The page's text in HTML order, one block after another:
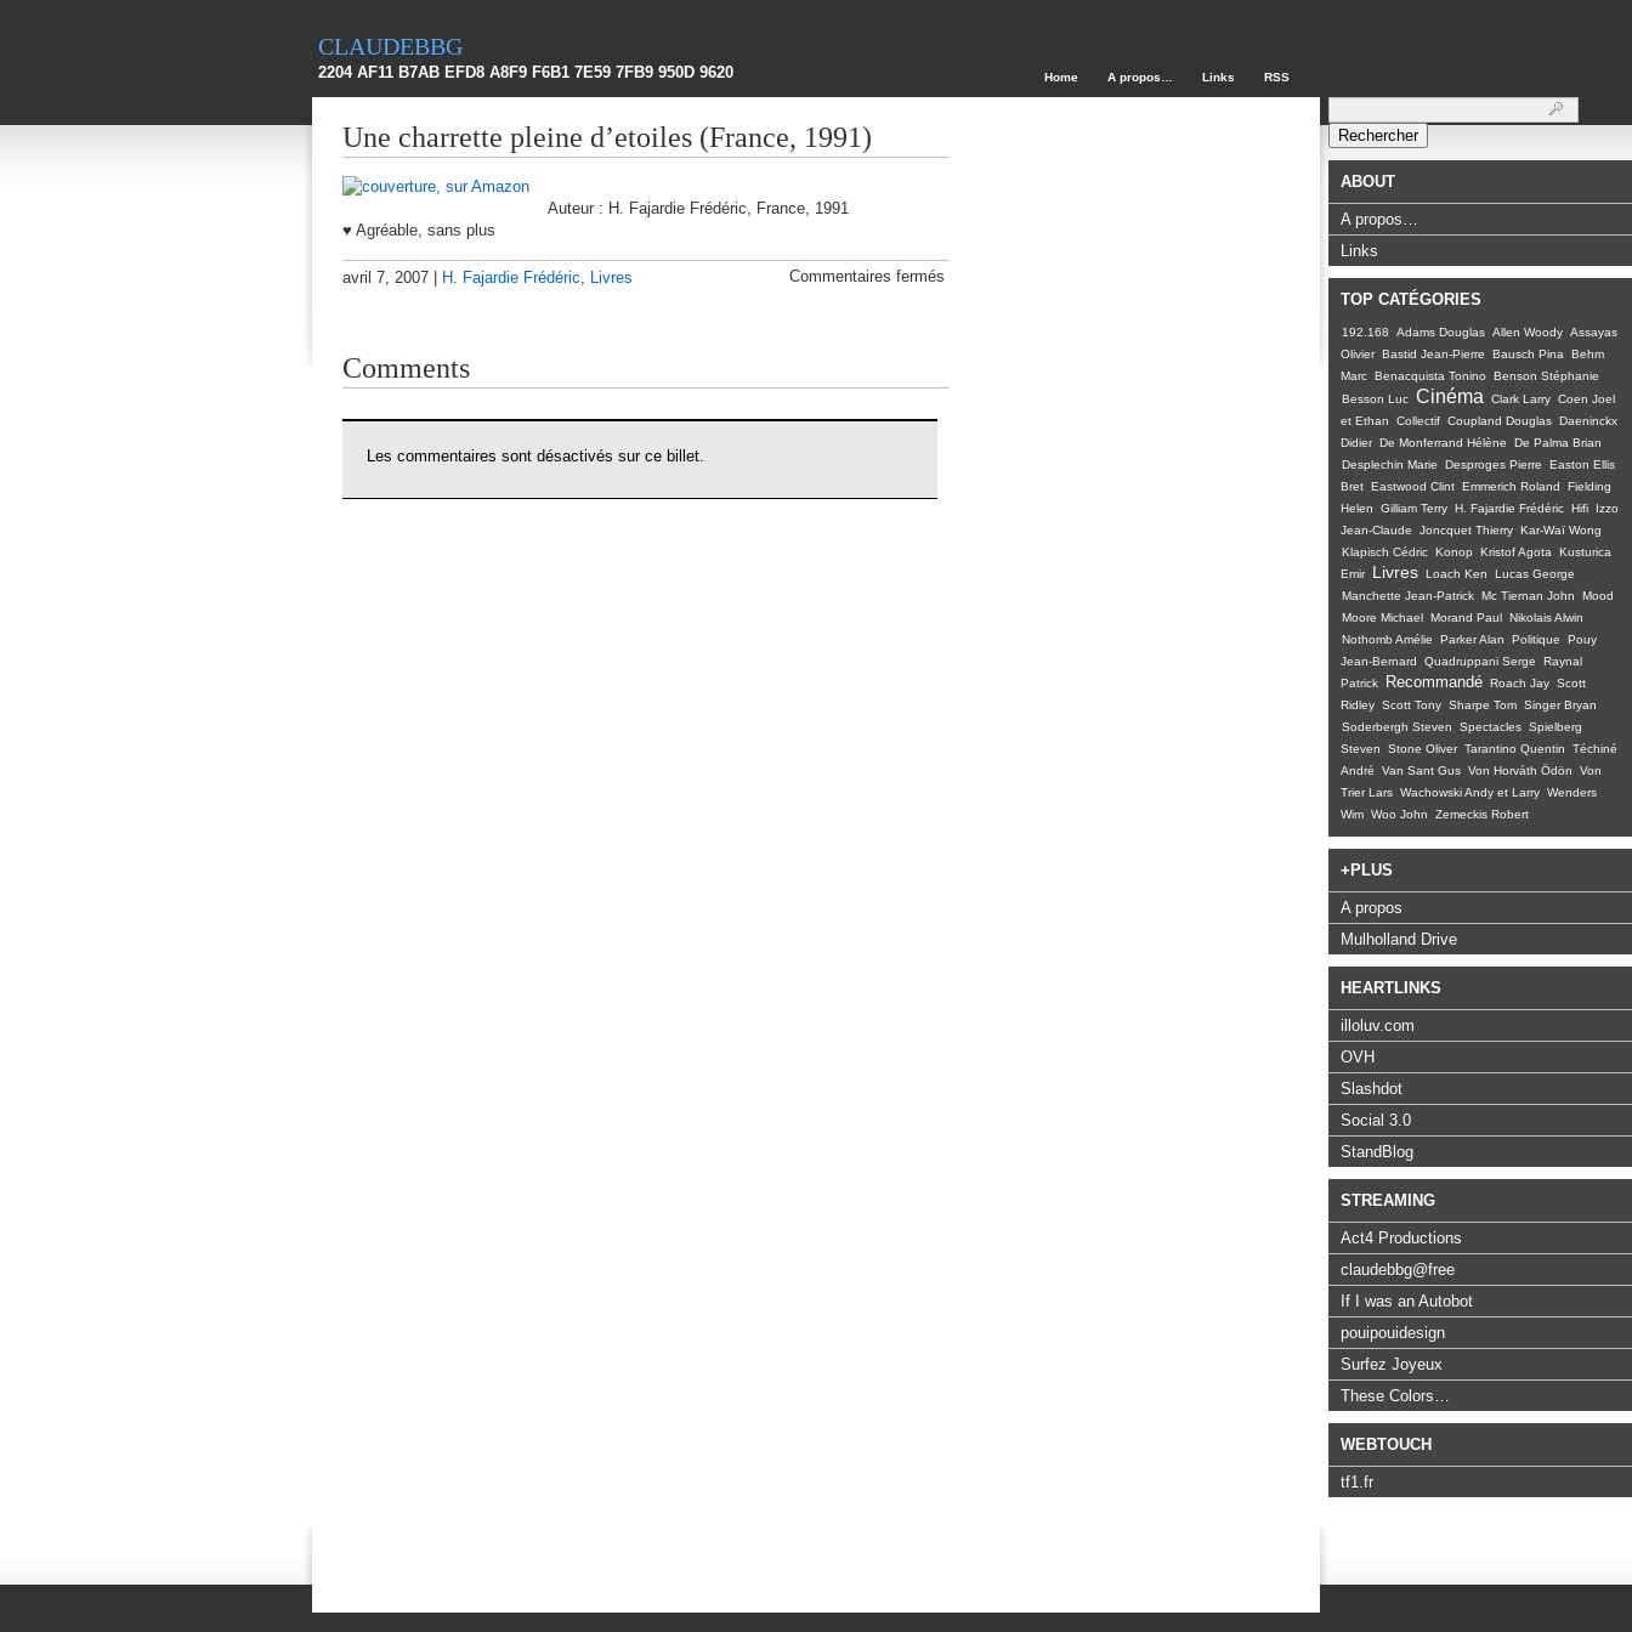
claudebbg
2204 AF11 B7AB EFD8 A8F9 F6B1 7E59 7FB9 950D 9620 Home A propos… Links RSS
Une charrette pleine d’etoiles (France, 1991)
Auteur : H. Fajardie Frédéric, France, 1991
♥ Agréable, sans plus
avril 7, 2007 | H. Fajardie Frédéric, Livres Commentaires fermés
1991)
Comments
Les commentaires sont désactivés sur ce billet.
ABOUT
A propos…
Links
TOP CATÉGORIES
192.168 Adams Douglas Allen Woody Assayas
Olivier Bastid Jean-Pierre Bausch Pina
Behm
Marc Benacquista Tonino
Benson Stéphanie
Besson Luc Cinéma Clark Larry Coen Joel
et Ethan
Collectif Coupland Douglas Daeninckx
Didier De Monferrand Hélène
De Palma Brian
Desplechin Marie
Desproges Pierre
Easton Ellis
Bret Eastwood Clint Emmerich Roland
Fielding
Helen
Gilliam Terry H. Fajardie Frédéric Hifi
Izzo
Jean-Claude
Joncquet Thierry Kar-Waï Wong
Klapisch Cédric Konop Kristof Agota
Kusturica
Emir
Livres Loach Ken
Lucas George
Manchette Jean-Patrick Mc Tiernan John
Mood
Moore Michael Morand Paul Nikolais Alwin
Nothomb Amélie
Parker Alan Politique
Pouy
Jean-Bernard
Quadruppani Serge
Raynal
Patrick
Recommandé Roach Jay Scott
Ridley Scott Tony Sharpe Tom Singer Bryan
Soderbergh Steven
Spectacles Spielberg
Steven
Stone Oliver Tarantino Quentin
Téchiné
André
Van Sant Gus Von Horváth Ödön
Von
Trier Lars Wachowski Andy et Larry Wenders
Wim Woo John Zemeckis Robert
+PLUS
A propos
Mulholland Drive
HEARTLINKS
illoluv.com
OVH
Slashdot
Social 3.0
StandBlog
STREAMING
Act4 Productions
claudebbg@free
If I was an Autobot
pouipouidesign
Surfez Joyeux
These Colors…
WEBTOUCH
tf1.fr